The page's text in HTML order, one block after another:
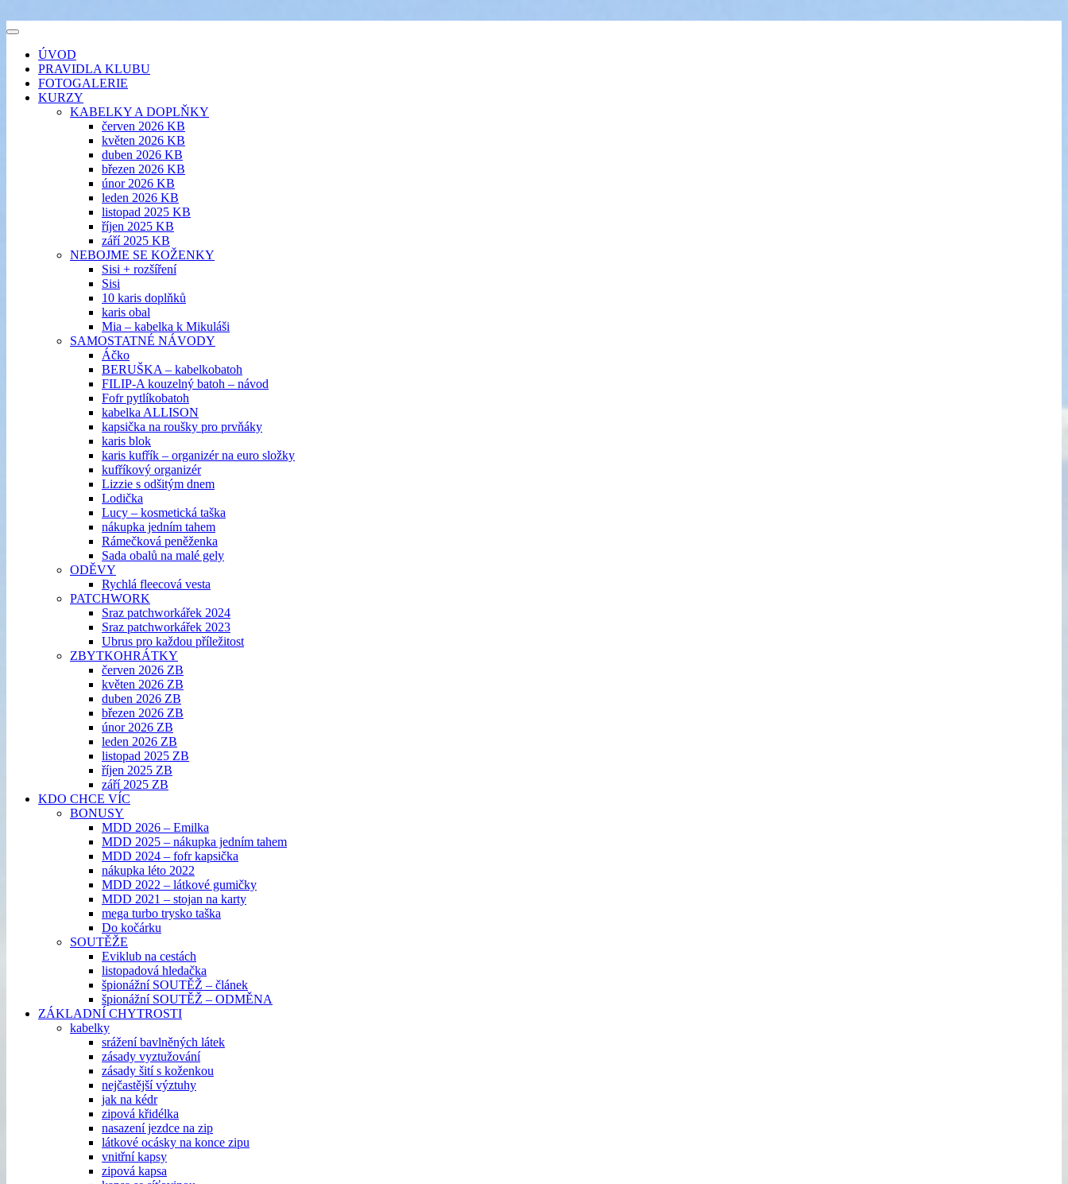
k
webuEVIKLUB
šicí klub
Toggle
navigation
ÚVOD
PRAVIDLA KLUBU
FOTOGALERIE
KURZY
KABELKY A DOPLŇKY
červen 2026 KB
květen 2026 KB
duben 2026 KB
březen 2026 KB
únor 2026 KB
leden 2026 KB
listopad 2025 KB
říjen 2025 KB
září 2025 KB
NEBOJME SE KOŽENKY
Sisi + rozšíření
Sisi
10 karis doplňků
karis obal
Mia – kabelka k Mikuláši
SAMOSTATNÉ NÁVODY
Áčko
BERUŠKA – kabelkobatoh
FILIP-A kouzelný batoh – návod
Fofr pytlíkobatoh
kabelka ALLISON
kapsička na roušky pro prvňáky
karis blok
karis kufřík – organizér na euro složky
kufříkový organizér
Lizzie s odšitým dnem
Lodička
Lucy – kosmetická taška
nákupka jedním tahem
Rámečková peněženka
Sada obalů na malé gely
ODĚVY
Rychlá fleecová vesta
PATCHWORK
Sraz patchworkářek 2024
Sraz patchworkářek 2023
Ubrus pro každou příležitost
ZBYTKOHRÁTKY
červen 2026 ZB
květen 2026 ZB
duben 2026 ZB
březen 2026 ZB
únor 2026 ZB
leden 2026 ZB
listopad 2025 ZB
říjen 2025 ZB
září 2025 ZB
KDO CHCE VÍC
BONUSY
MDD 2026 – Emilka
MDD 2025 – nákupka jedním tahem
MDD 2024 – fofr kapsička
nákupka léto 2022
MDD 2022 – látkové gumičky
MDD 2021 – stojan na karty
mega turbo trysko taška
Do kočárku
SOUTĚŽE
Eviklub na cestách
listopadová hledačka
špionážní SOUTĚŽ – článek
špionážní SOUTĚŽ – ODMĚNA
ZÁKLADNÍ CHYTROSTI
kabelky
srážení bavlněných látek
zásady vyztužování
zásady šití s koženkou
nejčastější výztuhy
jak na kédr
zipová křidélka
nasazení jezdce na zip
látkové ocásky na konce zipu
vnitřní kapsy
zipová kapsa